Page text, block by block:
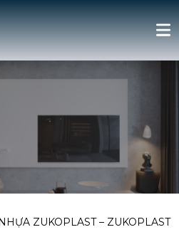
ZUKOPLAST– ZUKOPLAST